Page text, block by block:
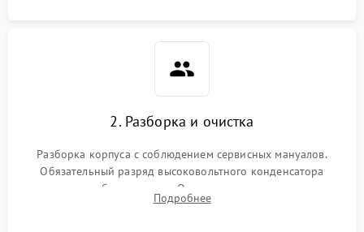
2. Разборка и очистка
Разборка корпуса с соблюдением сервисных мануалов.
Обязательный разряд высоковольтного конденсатора
вспышки для безопасности. Очистка внутренних узлов от
пыли, песка и следов влаги с помощью спецсредств.
Подробнее